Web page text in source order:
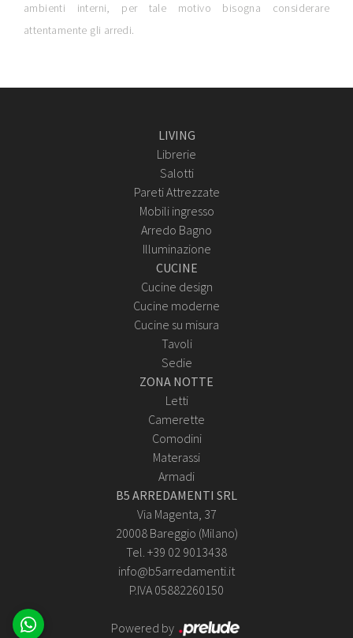
ambienti interni, per tale motivo bisogna considerare
attentamente gli arredi.
LIVING
Librerie
Salotti
Pareti Attrezzate
Mobili ingresso
Arredo Bagno
Illuminazione
CUCINE
Cucine design
Cucine moderne
Cucine su misura
Tavoli
Sedie
ZONA NOTTE
Letti
Camerette
Comodini
Materassi
Armadi
B5 ARREDAMENTI SRL
Via Magenta, 37
20008 Bareggio (Milano)
Tel. +39 02 9013438
info@b5arredamenti.it
P.IVA 05882260150
Powered by